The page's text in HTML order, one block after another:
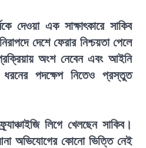
দেওয়া এক সাক্ষাৎকারে সাকিব
দেশে ফেরার নিশ্চয়তা পেলে
অংশ নেবেন এবং আইনি
ধরনের পদক্ষেপ নিতেও প্রস্তুত
লিগে খেলছেন সাকিব।
অভিযোগের কোনো ভিত্তি নেই